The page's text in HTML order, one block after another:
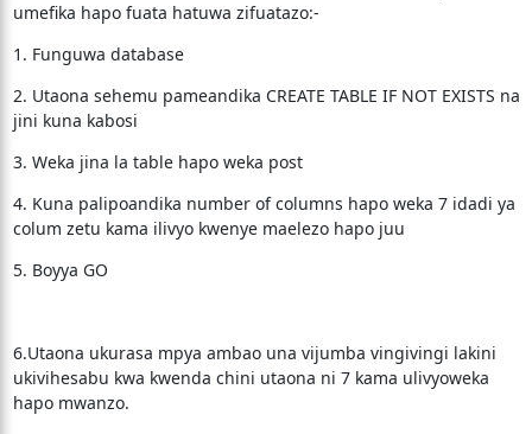
umefika hapo fuata hatuwa zifuatazo:-
1. Funguwa database
2. Utaona sehemu pameandika CREATE TABLE IF NOT EXISTS na
jini kuna kabosi
3. Weka jina la table hapo weka post
4. Kuna palipoandika number of columns hapo weka 7 idadi ya
colum zetu kama ilivyo kwenye maelezo hapo juu
5. Boyya GO
6.Utaona ukurasa mpya ambao una vijumba vingivingi lakini
ukivihesabu kwa kwenda chini utaona ni 7 kama ulivyoweka
hapo mwanzo.